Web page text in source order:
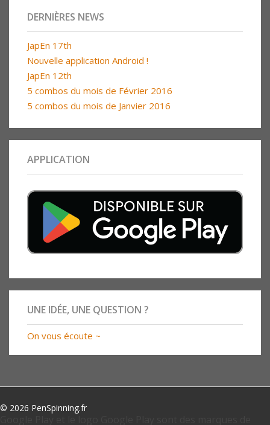
DERNIÈRES NEWS
JapEn 17th
Nouvelle application Android !
JapEn 12th
5 combos du mois de Février 2016
5 combos du mois de Janvier 2016
APPLICATION
UNE IDÉE, UNE QUESTION ?
On vous écoute ~
© 2026 PenSpinning.fr